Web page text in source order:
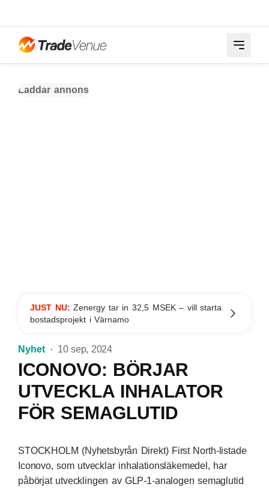
Laddar annons
JUST NU:Zenergy tar in 32,5 MSEK – vill starta
bostadsprojekt i Värnamo
Nyhet 10 sep, 2024
ICONOVO: BÖRJAR
UTVECKLA INHALATOR
FÖR SEMAGLUTID
STOCKHOLM (Nyhetsbyrån Direkt) First North-listade
Iconovo, som utvecklar inhalationsläkemedel, har
påbörjat utvecklingen av GLP-1-analogen semaglutid